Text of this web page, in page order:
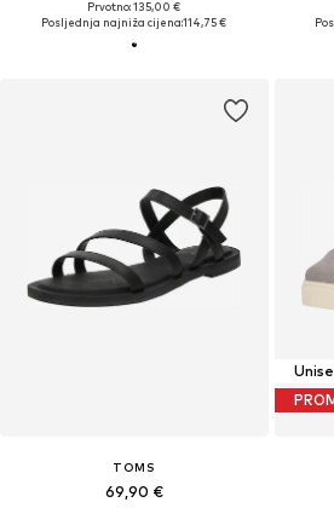
Prvotno: 135,00 €
Posljednja najniža cijena:114,75 €
TOMS
69,90 €